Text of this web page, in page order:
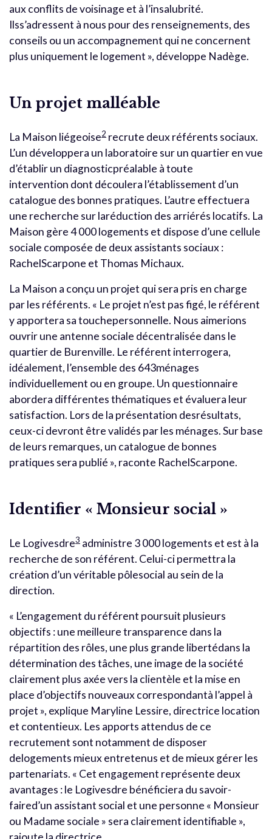
aux conflits de voisinage et à l’insalubrité.
Ilss’adressent à nous pour des renseignements, des
conseils ou un accompagnement qui ne concernent
plus uniquement le logement », développe Nadège.
Un projet malléable
La Maison liégeoise2 recrute deux référents sociaux.
L’un développera un laboratoire sur un quartier en vue
d’établir un diagnosticpréalable à toute
intervention dont découlera l’établissement d’un
catalogue des bonnes pratiques. L’autre effectuera
une recherche sur laréduction des arriérés locatifs. La
Maison gère 4 000 logements et dispose d’une cellule
sociale composée de deux assistants sociaux :
RachelScarpone et Thomas Michaux.
La Maison a conçu un projet qui sera pris en charge
par les référents. « Le projet n’est pas figé, le référent
y apportera sa touchepersonnelle. Nous aimerions
ouvrir une antenne sociale décentralisée dans le
quartier de Burenville. Le référent interrogera,
idéalement, l’ensemble des 643ménages
individuellement ou en groupe. Un questionnaire
abordera différentes thématiques et évaluera leur
satisfaction. Lors de la présentation desrésultats,
ceux-ci devront être validés par les ménages. Sur base
de leurs remarques, un catalogue de bonnes
pratiques sera publié », raconte RachelScarpone.
Identifier « Monsieur social »
Le Logivesdre3 administre 3 000 logements et est à la
recherche de son référent. Celui-ci permettra la
création d’un véritable pôlesocial au sein de la
direction.
« L’engagement du référent poursuit plusieurs
objectifs : une meilleure transparence dans la
répartition des rôles, une plus grande libertédans la
détermination des tâches, une image de la société
clairement plus axée vers la clientèle et la mise en
place d’objectifs nouveaux correspondantà l’appel à
projet », explique Maryline Lessire, directrice location
et contentieux. Les apports attendus de ce
recrutement sont notamment de disposer
delogements mieux entretenus et de mieux gérer les
partenariats. « Cet engagement représente deux
avantages : le Logivesdre bénéficiera du savoir-
faired’un assistant social et une personne « Monsieur
ou Madame sociale » sera clairement identifiable »,